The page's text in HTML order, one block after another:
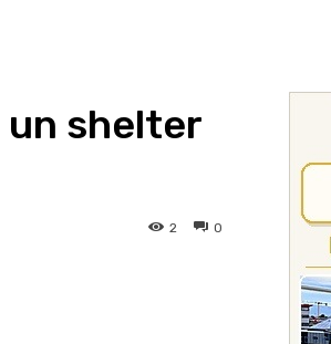
un shelter
0
2